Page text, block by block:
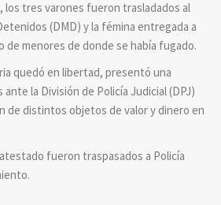
los tres varones fueron trasladados al
(DMD) y la fémina entregada a
de menores de donde se había fugado.
quedó en libertad, presentó una
la División de Policía Judicial (DPJ)
de distintos objetos de valor y dinero en
fueron traspasados a Policía